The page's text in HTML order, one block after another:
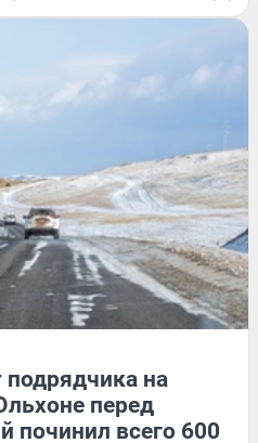
на
перед
всего 600